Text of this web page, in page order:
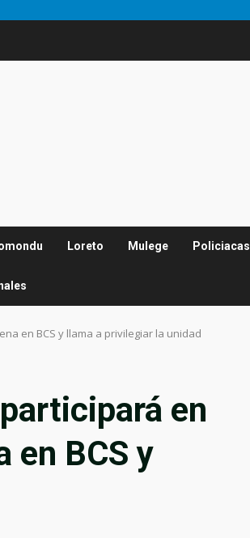
Loreto Mulege Policiacas
en BCS y llama a privilegiar la unidad
en
en BCS y